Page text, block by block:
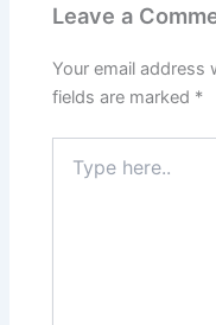
Leave a
Your email address
fields are marked *
here..